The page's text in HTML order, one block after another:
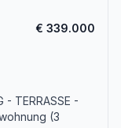
€ 339.000
- TERRASSE -
(3